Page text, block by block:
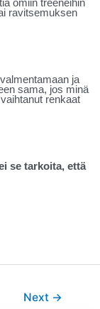
omiin treeneihin
ravitsemuksen
ja
sama, jos minä
renkaat
se tarkoita, että
Next →